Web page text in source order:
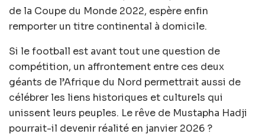
de la Coupe du Monde 2022, espère enfin
remporter un titre continental à domicile.
Si le football est avant tout une question de
compétition, un affrontement entre ces deux
géants de l’Afrique du Nord permettrait aussi de
célébrer les liens historiques et culturels qui
unissent leurs peuples. Le rêve de Mustapha Hadji
pourrait-il devenir réalité en janvier 2026 ?